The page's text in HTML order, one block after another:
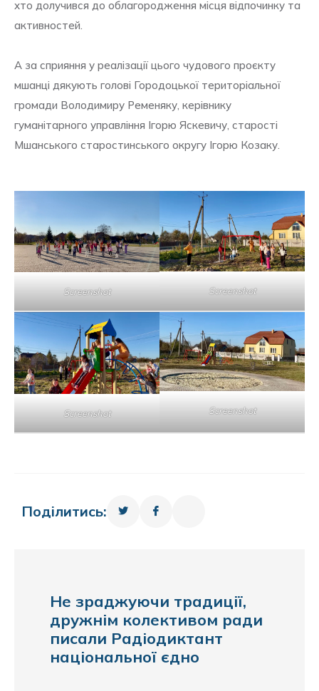
хто долучився до облагородження місця відпочинку та
активностей.
А за сприяння у реалізації цього чудового проєкту
мшанці дякують голові Городоцької територіальної
громади Володимиру Ременяку, керівнику
гуманітарного управління Ігорю Яскевичу, старості
Мшанського старостинського округу Ігорю Козаку.
Screenshot Screenshot
Screenshot Screenshot
Поділитись:
Не зраджуючи традиції,
дружнім колективом ради
писали Радіодиктант
національної єдно